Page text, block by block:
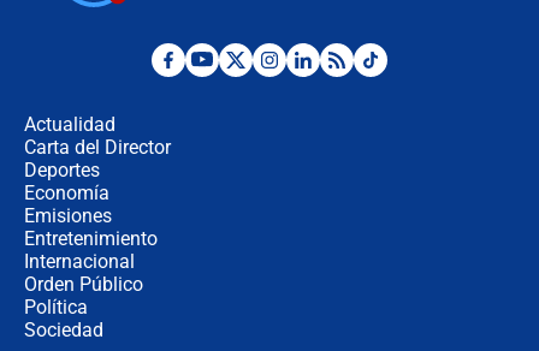
"No hubo fraude ni posibilidad de
Actualidad
Carta del Director
Deportes
Economía
Emisiones
Entretenimiento
Internacional
Orden Público
Política
Sociedad